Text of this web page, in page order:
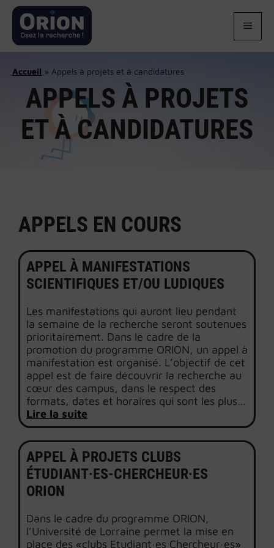
Aller
contenu
Accueil » Appels à projets et à candidatures
APPELS À PROJETS
ET À CANDIDATURES
APPELS EN COURS
APPEL À MANIFESTATIONS
SCIENTIFIQUES ET/OU LUDIQUES
Les manifestations qui auront lieu pendant
la semaine de la recherche seront soutenues
prioritairement. Dans le cadre de la
promotion du programme ORION, un appel à
manifestation est organisé. L’objectif de cet
appel est de faire découvrir la recherche au
cœur des campus, dans le respect des
formats, dates et horaires qui sont les plus…
Lire la suite
APPEL À PROJETS CLUBS
ÉTUDIANT·ES-CHERCHEUR·ES
ORION
Dans le cadre du programme ORION,
l’Université de Lorraine permet la mise en
place des «clubs Etudiant·es Chercheur·es»